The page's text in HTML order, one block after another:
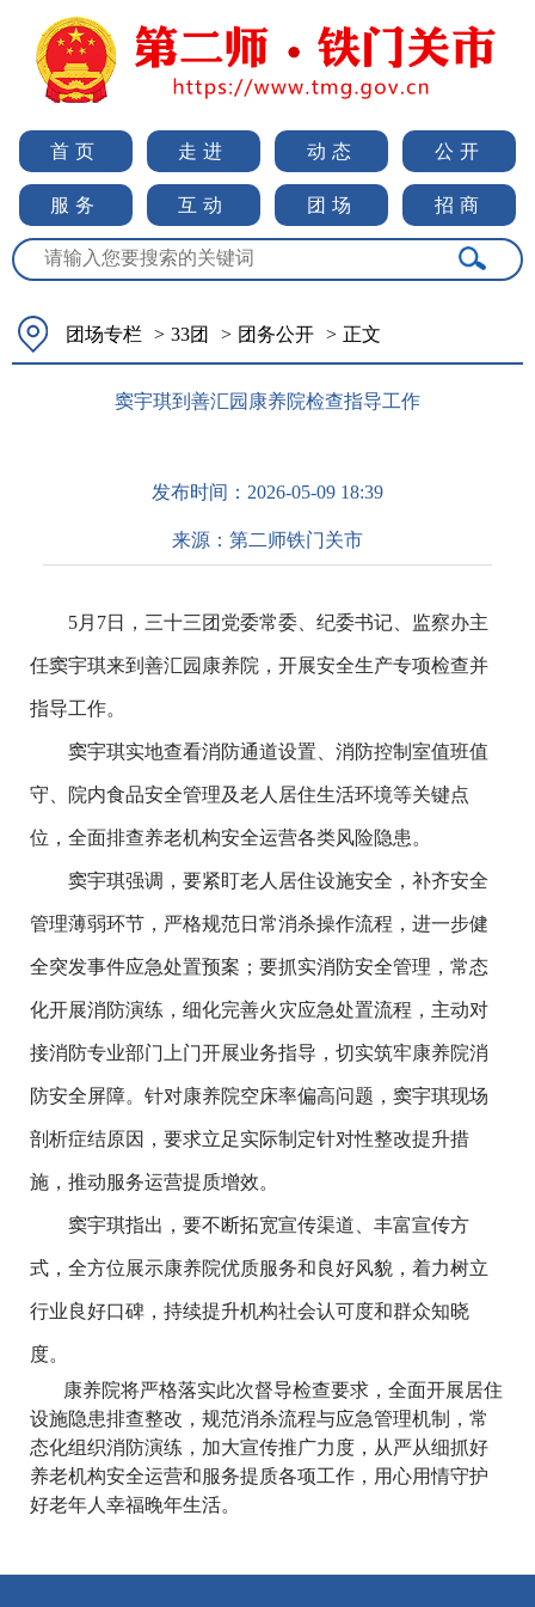
首页 走进 动态 公开
服务 互动 团场 招商
团场专栏 > 33团 > 团务公开 > 正文
窦宇琪到善汇园康养院检查指导工作
发布时间： 2026-05-09 18:39
来源： 第二师铁门关市
5月7日，三十三团党委常委、纪委书记、监察办主
任窦宇琪来到善汇园康养院，开展安全生产专项检查并
指导工作。
窦宇琪实地查看消防通道设置、消防控制室值班值
守、院内食品安全管理及老人居住生活环境等关键点
位，全面排查养老机构安全运营各类风险隐患。
窦宇琪强调，要紧盯老人居住设施安全，补齐安全
管理薄弱环节，严格规范日常消杀操作流程，进一步健
全突发事件应急处置预案；要抓实消防安全管理，常态
化开展消防演练，细化完善火灾应急处置流程，主动对
接消防专业部门上门开展业务指导，切实筑牢康养院消
防安全屏障。针对康养院空床率偏高问题，窦宇琪现场
剖析症结原因，要求立足实际制定针对性整改提升措
施，推动服务运营提质增效。
窦宇琪指出，要不断拓宽宣传渠道、丰富宣传方
式，全方位展示康养院优质服务和良好风貌，着力树立
行业良好口碑，持续提升机构社会认可度和群众知晓
度。
康养院将严格落实此次督导检查要求，全面开展居住
设施隐患排查整改，规范消杀流程与应急管理机制，常
态化组织消防演练，加大宣传推广力度，从严从细抓好
养老机构安全运营和服务提质各项工作，用心用情守护
好老年人幸福晚年生活。